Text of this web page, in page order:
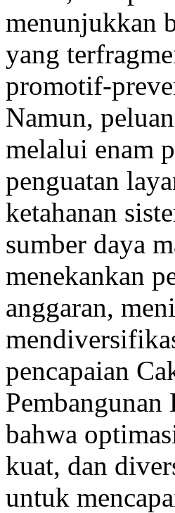
menunjukkan
yang
promotif-
Namun,
melalui enam
penguatan
ketahanan
sumber daya
menekankan
anggaran,
pencapaian
bahwa
kuat, dan
untuk